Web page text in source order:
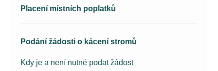
Placení místních poplatků
Podání žádosti o kácení stromů
Kdy je a není nutné podat žádost